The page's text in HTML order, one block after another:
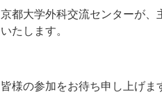
京都大学外科交流センターが、
いたします。
皆様の参加をお待ち申し上げま